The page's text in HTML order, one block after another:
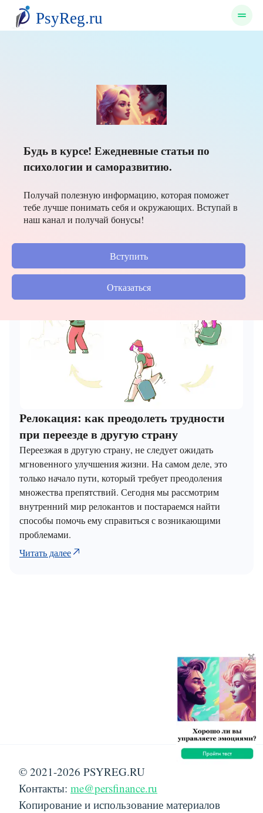
Переезд
Релокация: как преодолеть трудности
при переезде в другую страну
Переезжая в другую страну, не следует ожидать
мгновенного улучшения жизни. На самом деле, это
только начало пути, который требует преодоления
множества препятствий. Сегодня мы рассмотрим
внутренний мир релокантов и постараемся найти
способы помочь ему справиться с возникающими
проблемами.
Читать далее
×
© 2021-2026 PSYREG.RU
Контакты: me@persfinance.ru
Копирование и использование материалов
Будь в курсе! Ежедневные статьи по
психологии и саморазвитию.
Получай полезную информацию, которая поможет
тебе лучше понимать себя и окружающих. Вступай в
наш канал и получай бонусы!
Вступить
Отказаться